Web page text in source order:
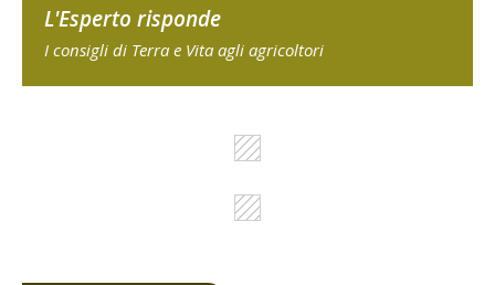
L'Esperto risponde
I consigli di Terra e Vita agli agricoltori